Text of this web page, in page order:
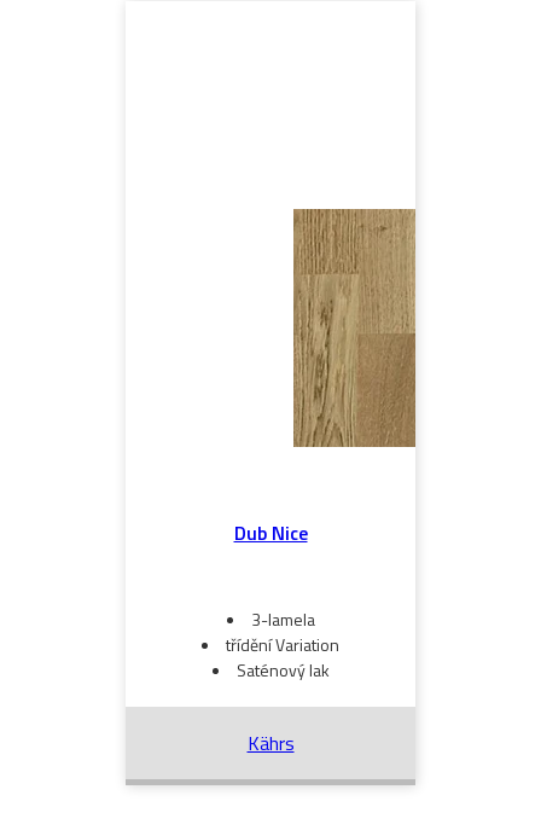
Dub Nice
3-lamela
třídění Variation
Saténový lak
Kährs